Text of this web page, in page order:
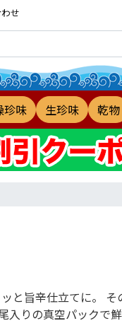
せ
珍味 生珍味 乾物
と旨辛仕立てに。
入りの真空パックで